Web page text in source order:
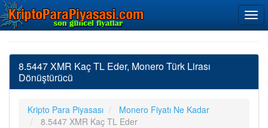
8.5447 XMR Kaç TL Eder, Monero Türk Lirası
Dönüştürücü
Kripto Para Piyasası
Monero Fiyatı Ne Kadar
8.5447 XMR Kaç TL Eder